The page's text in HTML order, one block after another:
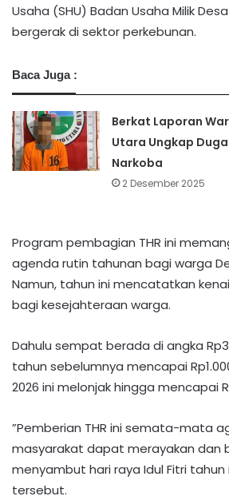
Usaha (SHU) Badan Usaha Milik
bergerak di sektor perkebunan.
Baca Juga :
Berkat Laporan
Utara Ungkap
Narkoba
2 Desember 2025
Program pembagian THR ini
agenda rutin tahunan bagi warga
Namun, tahun ini mencatatkan
bagi kesejahteraan warga.
Dahulu sempat berada di angka
tahun sebelumnya mencapai
2026 ini melonjak hingga mencapai
​”Pemberian THR ini semata-mata
masyarakat dapat merayakan dan
menyambut hari raya Idul Fitri tahun
tersebut.